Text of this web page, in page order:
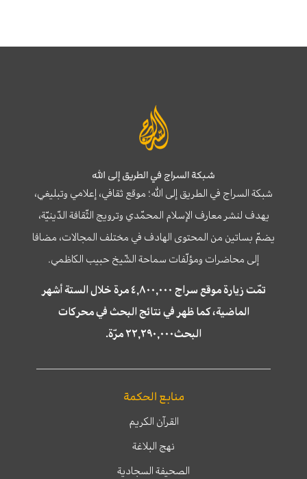
شبكة السراج في الطريق إلى الله
شبكة السراج في الطريق إلى الله؛ موقع ثقافي، إعلامي وتبليغي،
يهدف لنشر معارف الإسلام المحمّدي وترويج الثّقافة الدّينيّة،
يضمّ بساتين من المحتوى الهادف في مختلف المجالات، مضافا
إلى محاضرات ومؤلّفات سماحة الشّيخ حبيب الكاظمي.
تمّت زيارة موقع سراج ٤,٨٠٠,٠٠٠ مرة خلال الستة أشهر
الماضية، كما ظهر في نتائج البحث في محركات
البحث٢٢,٢٩٠,٠٠٠ مرّة.
منابع الحكمة
القرآن الكريم
نهج البلاغة
الصحيفة السجادية